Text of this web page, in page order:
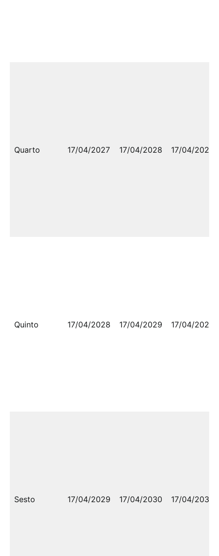
Quarto 17/04/2027 17/04/2028 17/04/2028
Quinto 17/04/2028 17/04/2029 17/04/2029
Sesto 17/04/2029 17/04/2030 17/04/2030